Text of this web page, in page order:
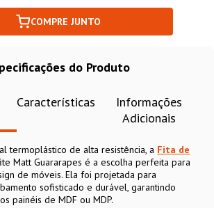
COMPRE JUNTO
do Produto
Características
Informações
Adicionais
termoplástico de alta resistência, a Fita de
Matt Guararapes é a escolha perfeita para
de móveis. Ela foi projetada para
sofisticado e durável, garantindo
painéis de MDF ou MDP.